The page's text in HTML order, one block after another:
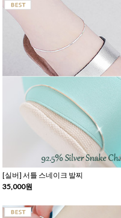
[실버] 서틀 스네이크 발찌
35,000원